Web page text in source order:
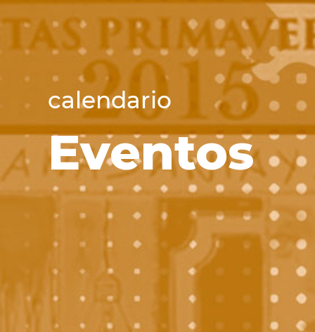
calendario
Eventos